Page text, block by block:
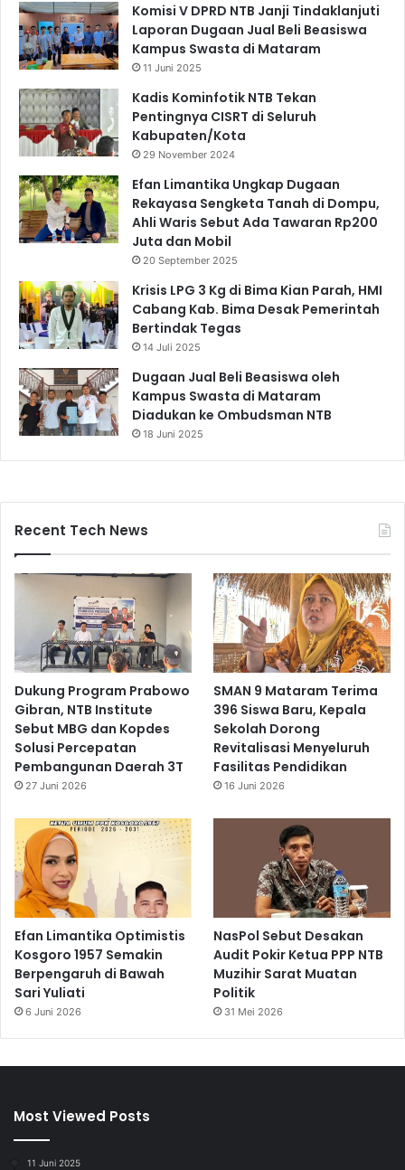
Komisi V DPRD NTB Janji Tindaklanjuti
Laporan Dugaan Jual Beli Beasiswa
Kampus Swasta di Mataram
11 Juni 2025
Kadis Kominfotik NTB Tekan
Pentingnya CISRT di Seluruh
Kabupaten/Kota
29 November 2024
Efan Limantika Ungkap Dugaan
Rekayasa Sengketa Tanah di Dompu,
Ahli Waris Sebut Ada Tawaran Rp200
Juta dan Mobil
20 September 2025
Krisis LPG 3 Kg di Bima Kian Parah, HMI
Cabang Kab. Bima Desak Pemerintah
Bertindak Tegas
14 Juli 2025
Dugaan Jual Beli Beasiswa oleh
Kampus Swasta di Mataram
Diadukan ke Ombudsman NTB
18 Juni 2025
Recent Tech News
Dukung Program Prabowo
Gibran, NTB Institute
Sebut MBG dan Kopdes
Solusi Percepatan
Pembangunan Daerah 3T
27 Juni 2026
SMAN 9 Mataram Terima
396 Siswa Baru, Kepala
Sekolah Dorong
Revitalisasi Menyeluruh
Fasilitas Pendidikan
16 Juni 2026
Efan Limantika Optimistis
Kosgoro 1957 Semakin
Berpengaruh di Bawah
Sari Yuliati
6 Juni 2026
NasPol Sebut Desakan
Audit Pokir Ketua PPP NTB
Muzihir Sarat Muatan
Politik
31 Mei 2026
Most Viewed Posts
11 Juni 2025